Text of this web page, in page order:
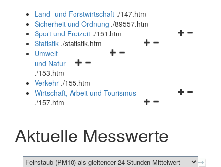
und
schließen
Land- und Forstwirtschaft ./147.htm
Sicherheit und Ordnung ./89557.htm
Navigationsmenü
Sport und Freizeit ./151.htm
Navigationsmenü
Statistik ./statistik.htm
Navigationsmenü
und
schließen
Umwelt
und Natur
./153.htm
Verkehr ./155.htm
Navigationsmenü
schließen
Wirtschaft, Arbeit und Tourismus
./157.htm
Aktuelle Messwerte